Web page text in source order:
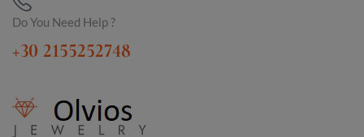
Do You Need Help ?
+30 2155252748